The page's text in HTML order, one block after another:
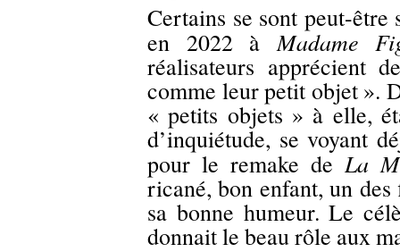
Certains se sont peut-être
en 2022 àMadame
réalisateurs apprécient
comme leur petit objet ».
« petits objets » à elle,
d’inquiétude, se voyant
pour le remake deLa
ricané, bon enfant, un
sa bonne humeur. Le
donnait le beau rôle aux